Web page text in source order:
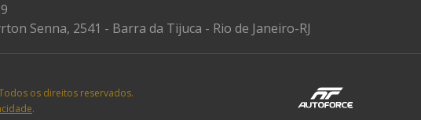
Senna, 2541 - Barra da Tijuca - Rio de Janeiro-RJ
os direitos reservados.
.